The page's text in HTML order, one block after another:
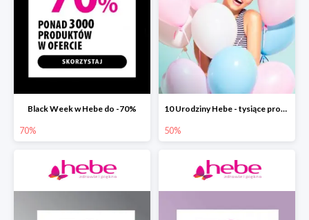
Black Week w Hebe do -70%
70%
10 Urodziny Hebe - tysiące produktów do -50%
50%